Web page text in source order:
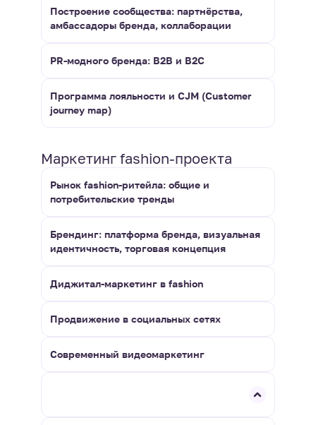
Построение сообщества: партнёрства,
амбассадоры бренда, коллаборации
PR-модного бренда: B2B и B2C
Программа лояльности и CJM (Сustomer
journey map)
Маркетинг fashion-проекта
Рынок fashion-ритейла: общие и
потребительские тренды
Брендинг: платформа бренда, визуальная
идентичность, торговая концепция
Диджитал-маркетинг в fashion
Продвижение в социальных сетях
Современный видеомаркетинг